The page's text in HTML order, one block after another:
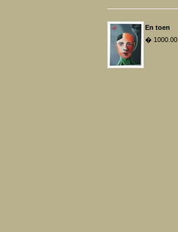
En toen
� 1000.00